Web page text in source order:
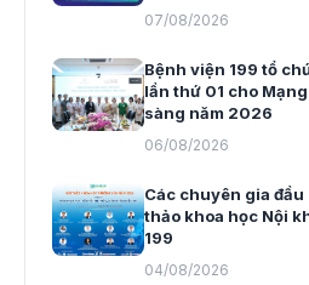
07/08/2026
Bệnh viện 199 tổ
lần thứ 01 cho
sàng năm 2026
06/08/2026
Các chuyên gia
thảo khoa học Nội
199
04/08/2026